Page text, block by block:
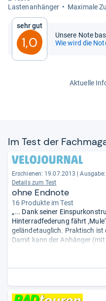
Las­ten­an­hän­ger
Maxi­male
Sehr gut
1,0
Unsere Note
Wie wird die
Aktuelle
Im Test der
Erschienen: 19.07.2013
Details zum Test
ohne Endnote
16 Produkte im Test
„... Dank seiner
Hinterradfederung fährt
geländetauglich. Praktisch ist
Damit kann der Anhänger
werden. Für den Transport
...“